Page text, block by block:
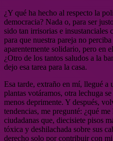
¿Y qué ha hecho al respecto la
democracia? Nada o, para ser
sido tan irrisorias e insustanciales
para que nuestra pareja no
aparentemente solidario, pero en
¿Otro de los tantos saludos a la
dejo esa tarea para la casa.
Esa tarde, extraño en mí, llegué a
plantas votáramos, otra lechuga
menos deprimente. Y después,
tendencias, me pregunté: ¿qué
ciudadanas que, diecisiete pisos
tóxica y deshilachada sobre sus
derecho solo por contribuir con